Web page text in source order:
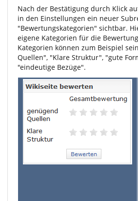
Nach der Bestätigung durch Klick
in den Einstellungen ein neuer
"Bewertungskategorien" sichtbar.
eigene Kategorien für die
Kategorien können zum Beispiel
Quellen", "Klare Struktur", "gute
"eindeutige Bezüge".